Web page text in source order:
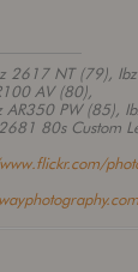
2617 NT (79),
AV (80),
AR350 PW (85),
80s Custom